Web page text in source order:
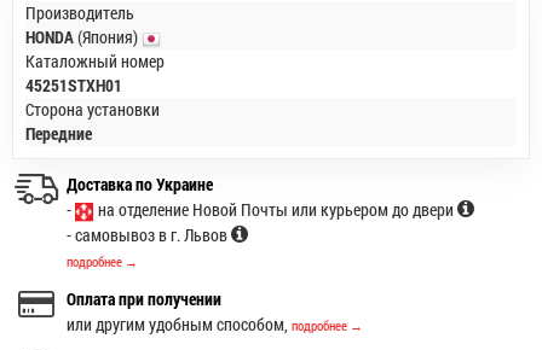
Производитель
HONDA(Япония)
Каталожный номер
45251STXH01
Сторона установки
Передние
Доставка по Украине
-
на отделение Новой Почты или курьером до двери
- самовывоз в г. Львов
подробнее →
Оплата при получении
или другим удобным способом, подробнее →